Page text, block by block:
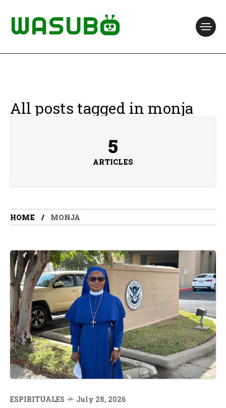
All posts tagged in monja
5
ARTICLES
HOME MONJA
ESPIRITUALES July 28, 2026